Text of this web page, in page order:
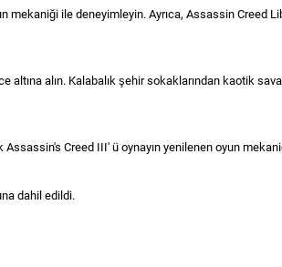
ile deneyimleyin. Ayrıca, Assassin Creed
altına alın. Kalabalık şehir sokaklarından kaotik
Creed III' ü oynayın yenilenen oyun
dahil edildi.